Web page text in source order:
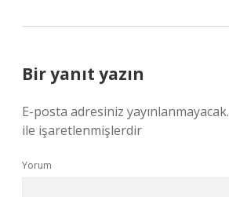
Bir yanıt yazın
E-posta adresiniz yayınlanmayacak.
ile işaretlenmişlerdir
Yorum